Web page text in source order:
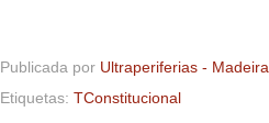
Publicada por Ultraperiferias - Madeira
Etiquetas: TConstitucional